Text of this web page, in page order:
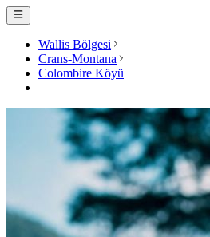
Wallis Bölgesi
Crans-Montana
Colombire Köyü